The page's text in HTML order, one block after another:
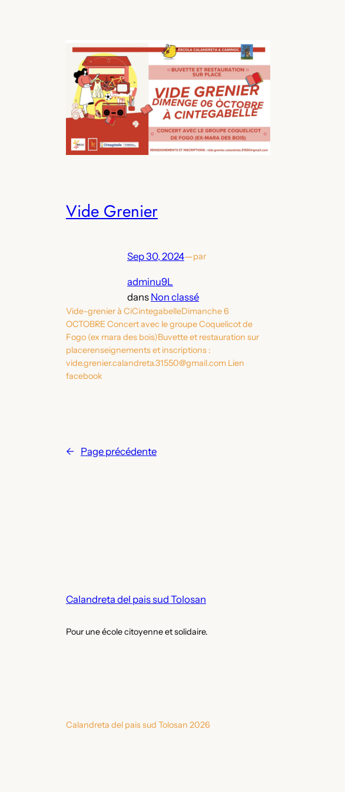
Vide Grenier
Sep 30, 2024—par
adminu9L
dans Non classé
Vide-grenier à CiCintegabelleDimanche 6
OCTOBRE Concert avec le groupe Coquelicot de
Fogo (ex mara des bois)Buvette et restauration sur
placerenseignements et inscriptions :
vide.grenier.calandreta.31550@gmail.com Lien
facebook
← Page précédente
Calandreta del pais sud Tolosan
Pour une école citoyenne et solidaire.
Calandreta del pais sud Tolosan 2026